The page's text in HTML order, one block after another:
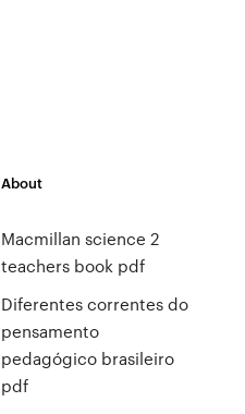
About
Macmillan science 2
teachers book pdf
Diferentes correntes do
pensamento
pedagógico brasileiro
pdf